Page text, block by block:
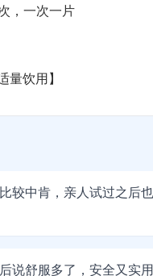
，一次一片
饮用】
较中肯，亲人试过之后
舒服多了，安全又实用